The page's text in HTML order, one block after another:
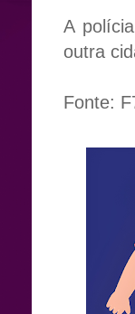
A
outra
Fonte: